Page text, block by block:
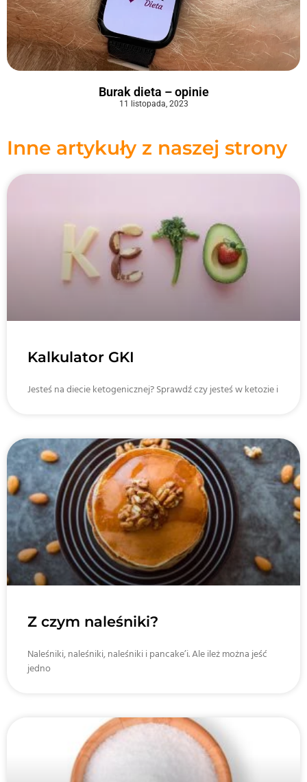
Burak dieta – opinie
11 listopada, 2023
Inne artykuły z naszej strony
Kalkulator GKI
Jesteś na diecie ketogenicznej? Sprawdź czy jesteś w ketozie i
Z czym naleśniki?
Naleśniki, naleśniki, naleśniki i pancake’i. Ale ileż można jeść
jedno